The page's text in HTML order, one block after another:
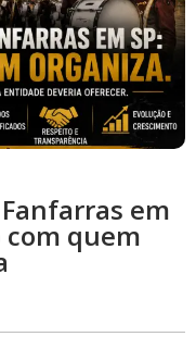
em
com quem